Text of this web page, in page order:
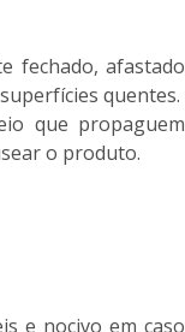
fechado, afastado
quentes.
que propaguem
o produto.
e nocivo em caso